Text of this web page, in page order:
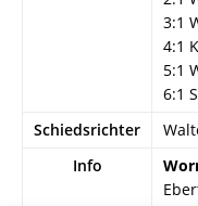
3:1
4:1
5:1
6:1
Schiedsrichter
Info